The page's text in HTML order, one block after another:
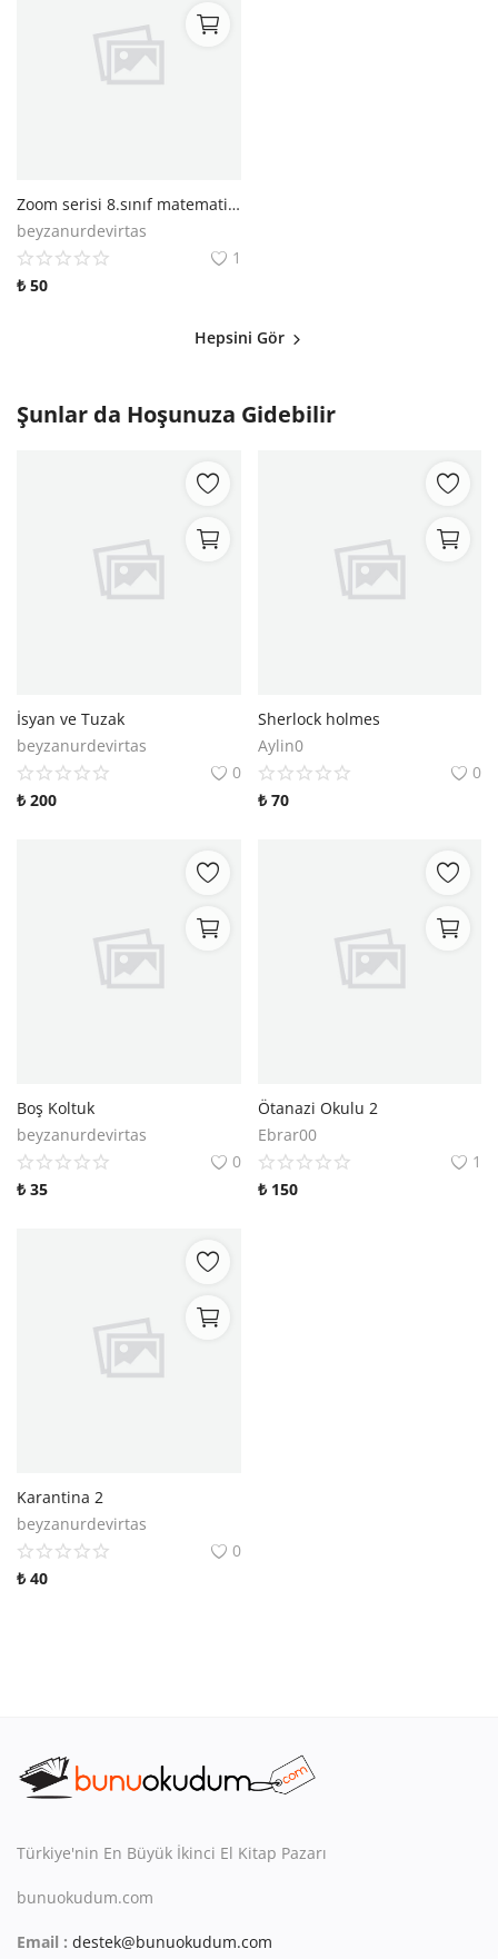
Zoom serisi 8.sınıf matematik soru bankası
beyzanurdevirtas
1
₺ 50
Hepsini Gör
Şunlar da Hoşunuza Gidebilir
İsyan ve Tuzak
beyzanurdevirtas
0
₺ 200
Sherlock holmes
Aylin0
0
₺70
Boş Koltuk
beyzanurdevirtas
0
₺ 35
Ötanazi Okulu 2
Ebrar00
1
₺150
Karantina 2
beyzanurdevirtas
0
₺ 40
Türkiye'nin En Büyük İkinci El Kitap Pazarı
bunuokudum.com
Email : destek@bunuokudum.com